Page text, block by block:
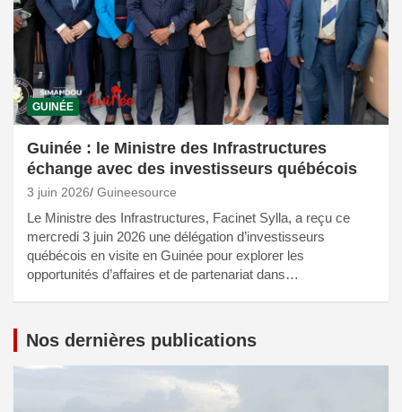
GUINÉE
Guinée : le Ministre des Infrastructures
échange avec des investisseurs québécois
3 juin 2026 Guineesource
Le Ministre des Infrastructures, Facinet Sylla, a reçu ce
mercredi 3 juin 2026 une délégation d’investisseurs
québécois en visite en Guinée pour explorer les
opportunités d’affaires et de partenariat dans…
Nos dernières publications